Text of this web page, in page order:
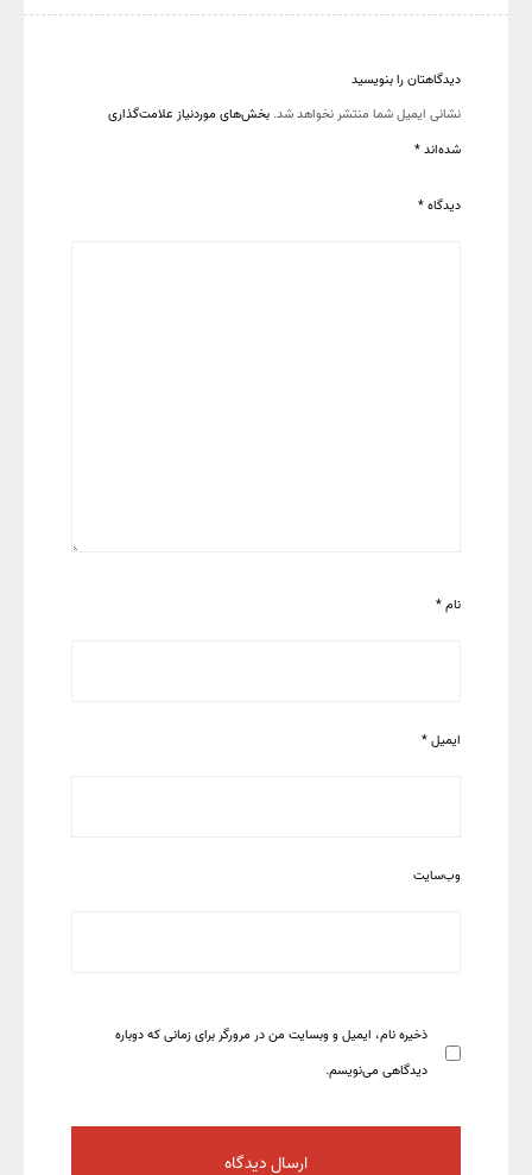
دیدگاهتان را بنویسید
نشانی ایمیل شما منتشر نخواهد شد. بخش‌های موردنیاز علامت‌گذاری
شده‌اند*
دیدگاه*
نام*
ایمیل*
وب‌سایت
ذخیره نام، ایمیل و وبسایت من در مرورگر برای زمانی که دوباره
دیدگاهی می‌نویسم.